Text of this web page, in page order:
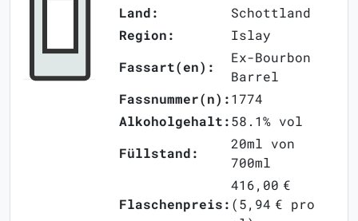
Land:
Schottland
Region:
Islay
Fassart(en):
Ex-Bourbon
Barrel
Fassnummer(n):1774
Alkoholgehalt:58.1% vol
Füllstand:
20ml von
700ml
Flaschenpreis:
416,00 €
(5,94 € pro